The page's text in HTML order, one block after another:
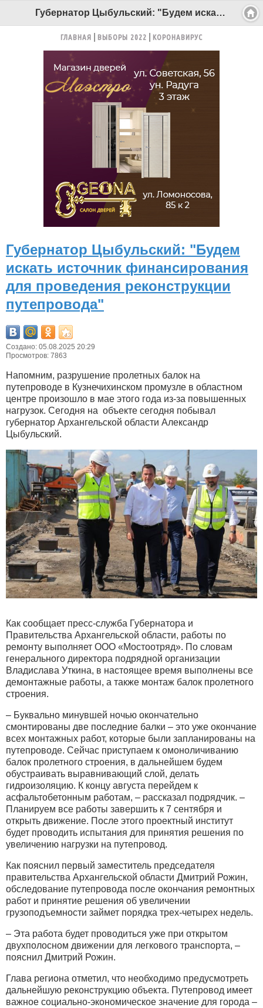
Губернатор Цыбульский: "Будем искать источник финансирования для проведения реконструкции путепровода" - Беломорканал Северодвинск tv29.ru
ГЛАВНАЯ ВЫБОРЫ 2022 КОРОНАВИРУС
Губернатор Цыбульский: "Будем
искать источник финансирования
для проведения реконструкции
путепровода"
Создано: 05.08.2025 20:29
Просмотров: 7863
Напомним, разрушение пролетных балок на
путепроводе в Кузнечихинском промузле в областном
центре произошло в мае этого года из-за повышенных
нагрузок. Сегодня на объекте сегодня побывал
губернатор Архангельской области Александр
Цыбульский.
Как сообщает пресс-служба Губернатора и
Правительства Архангельской области, работы по
ремонту выполняет ООО «Мостоотряд». По словам
генерального директора подрядной организации
Владислава Уткина, в настоящее время выполнены все
демонтажные работы, а также монтаж балок пролетного
строения.
– Буквально минувшей ночью окончательно
смонтированы две последние балки – это уже окончание
всех монтажных работ, которые были запланированы на
путепроводе. Сейчас приступаем к омоноличиванию
балок пролетного строения, в дальнейшем будем
обустраивать выравнивающий слой, делать
гидроизоляцию. К концу августа перейдем к
асфальтобетонным работам, – рассказал подрядчик. –
Планируем все работы завершить к 7 сентября и
открыть движение. После этого проектный институт
будет проводить испытания для принятия решения по
увеличению нагрузки на путепровод.
Как пояснил первый заместитель председателя
правительства Архангельской области Дмитрий Рожин,
обследование путепровода после окончания ремонтных
работ и принятие решения об увеличении
грузоподъемности займет порядка трех-четырех недель.
– Эта работа будет проводиться уже при открытом
двухполосном движении для легкового транспорта, –
пояснил Дмитрий Рожин.
Глава региона отметил, что необходимо предусмотреть
дальнейшую реконструкцию объекта. Путепровод имеет
важное социально-экономическое значение для города –